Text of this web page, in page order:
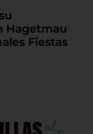
Hagetmau
Fiestas